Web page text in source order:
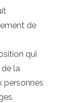
de
qui
la
personnes